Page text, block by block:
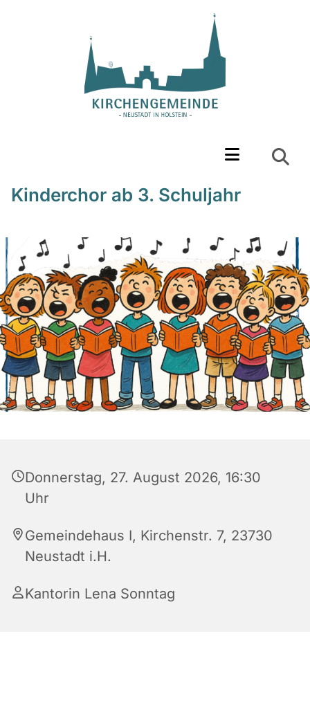
Kinderchor ab 3. Schuljahr
Donnerstag, 27. August 2026, 16:30
Uhr
Gemeindehaus I, Kirchenstr. 7, 23730
Neustadt i.H.
Kantorin Lena Sonntag